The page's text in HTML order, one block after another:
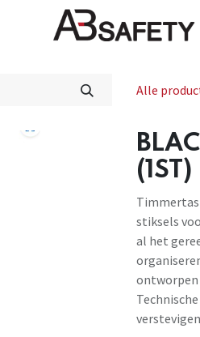
Winkel CE
Alle
(1ST)
stiksels
al het
ontworpen